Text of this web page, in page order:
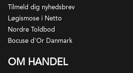
Tilmeld dig nyhedsbrev
Løgismose i Netto
Nordre Toldbod
Bocuse d'Or Danmark
OM HANDEL